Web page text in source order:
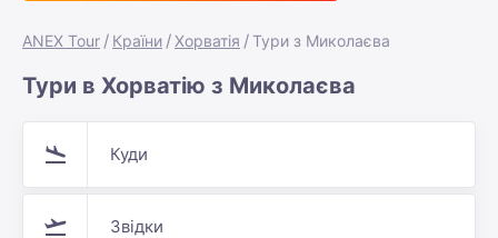
ANEX Tour Країни Хорватія Тури з Миколаєва
Тури в Хорватію з Миколаєва
Куди
Звідки